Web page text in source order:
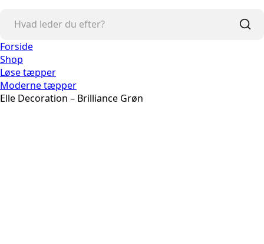
Forside
Shop
Løse tæpper
Moderne tæpper
Elle Decoration – Brilliance Grøn